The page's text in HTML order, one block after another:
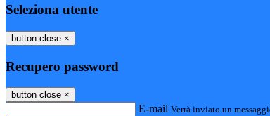
Seleziona utente
button close ×
Recupero password
button close ×
E-mail Verrà inviato un